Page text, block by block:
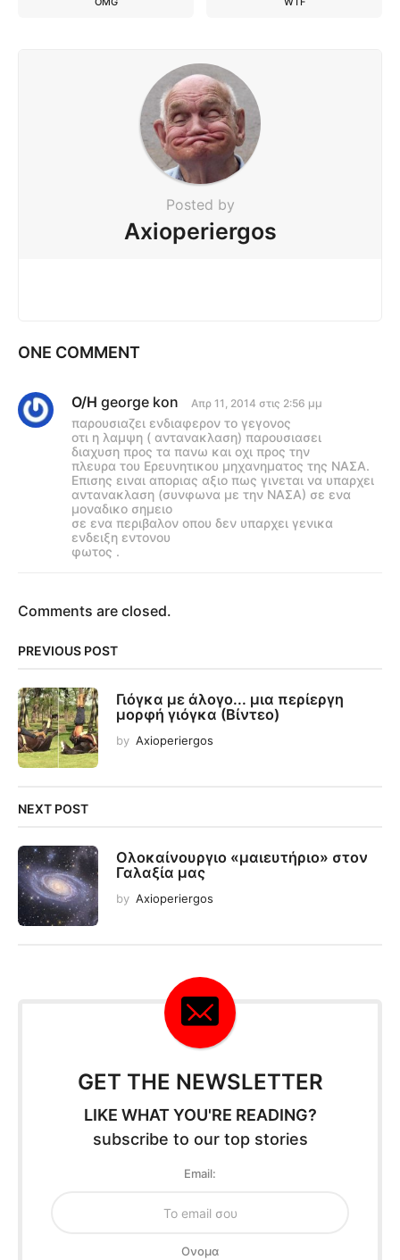
Posted by
Axioperiergos
ONE COMMENT
Ο/Η george kon
έ
ε
ι
:
Απρ 11, 2014 στις 2:56 μμ
παρουσιαζει ενδιαφερον το γεγονος
οτι η λαμψη ( αντανακλαση) παρουσιασει
διαχυση προς τα πανω και οχι προς την
πλευρα του Ερευνητικου μηχανηματος της ΝΑΣΑ.
Επισης ειναι αποριας αξιο πως γινεται να υπαρχει
αντανακλαση (συνφωνα με την ΝΑΣΑ) σε ενα
μοναδικο σημειο
σε ενα περιβαλον οπου δεν υπαρχει γενικα
ενδειξη εντονου
φωτος .
Comments are closed.
PREVIOUS POST
Γιόγκα με άλογο... μια περίεργη
μορφή γιόγκα (Βίντεο)
by Axioperiergos
NEXT POST
Ολοκαίνουργιο «μαιευτήριο» στον
Γαλαξία μας
by Axioperiergos
GET THE NEWSLETTER
LIKE WHAT YOU'RE READING?
subscribe to our top stories
Email:
Oνομα